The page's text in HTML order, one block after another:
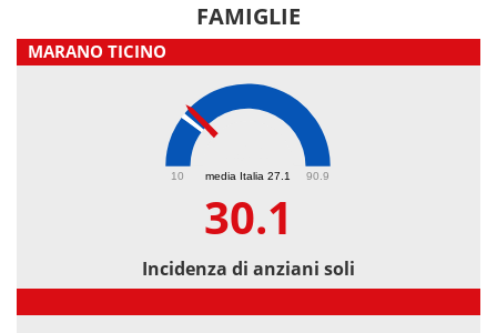
FAMIGLIE
MARANO TICINO
media Italia 27.1
10 90.9
30.1
Incidenza di anziani soli